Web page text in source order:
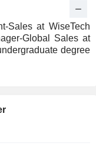
Sales at WiseTech
Global Sales at
degree